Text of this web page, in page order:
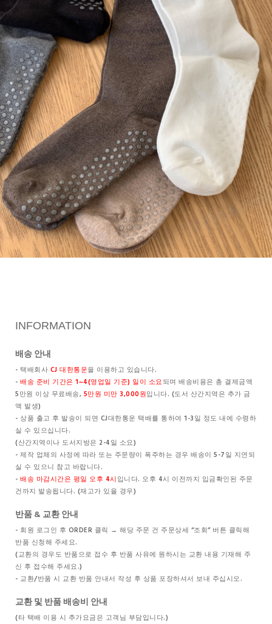
INFORMATION
배송 안내
- 택배회사 CJ 대한통운을 이용하고 있습니다.
- 배송 준비 기간은 1~4(영업일 기준) 일이 소요 되며 배송비용은 총 결제금액
5만원 이상 무료배송, 5만원 미만 3,000원입니다. (도서 산간지역은 추가 금
액 발생)
- 상품 출고 후 발송이 되면 CJ대한통운 택배를 통하여 1-3일 정도 내에 수령하
실 수 있으십니다.
(산간지역이나 도서지방은 2-4일 소요)
- 제작 업체의 사정에 따라 또는 주문량이 폭주하는 경우 배송이 5-7일 지연되
실 수 있으니 참고 바랍니다.
- 배송 마감시간은 평일 오후 4시 입니다. 오후 4시 이전까지 입금확인된 주문
건까지 발송됩니다. (재고가 있을 경우)
반품 & 교환 안내
- 회원 로그인 후 ORDER 클릭 → 해당 주문 건 주문상세 “조회” 버튼 클릭해
반품 신청해 주세요.
(교환의 경우도 반품으로 접수 후 반품 사유에 원하시는 교환 내용 기재해 주
신 후 접수해 주세요.)
- 교환/반품 시 교환 반품 안내서 작성 후 상품 포장하셔서 보내 주십시오.
교환 및 반품 배송비 안내
(타 택배 이용 시 추가요금은 고객님 부담입니다.)